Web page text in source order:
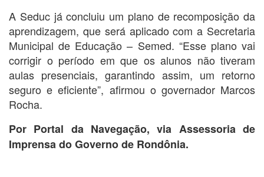
A Seduc já concluiu um plano de recomposição da
aprendizagem, que será aplicado com a Secretaria
Municipal de Educação – Semed. “Esse plano vai
corrigir o período em que os alunos não tiveram
aulas presenciais, garantindo assim, um retorno
seguro e eficiente”, afirmou o governador Marcos
Rocha.
Por Portal da Navegação, via Assessoria de
Imprensa do Governo de Rondônia.